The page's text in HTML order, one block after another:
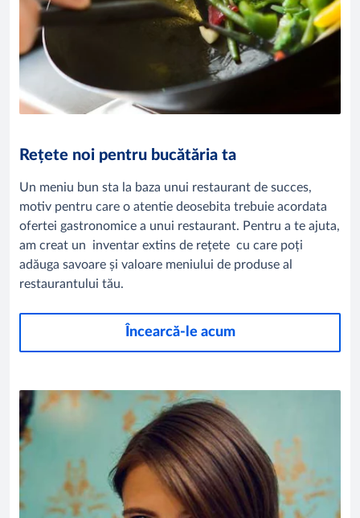
Rețete noi pentru bucătăria ta
Un meniu bun sta la baza unui restaurant de succes,
motiv pentru care o atentie deosebita trebuie acordata
ofertei gastronomice a unui restaurant. Pentru a te ajuta,
am creat un inventar extins de rețete cu care poți
adăuga savoare și valoare meniului de produse al
restaurantului tău.
Încearcă-le acum